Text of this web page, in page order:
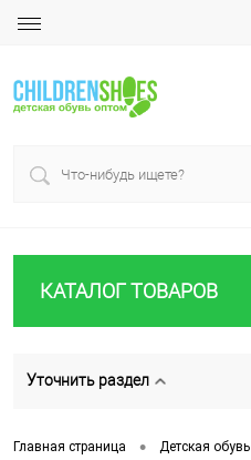
КАТАЛОГ ТОВАРОВ
Уточнить раздел
Главная страница • Детская